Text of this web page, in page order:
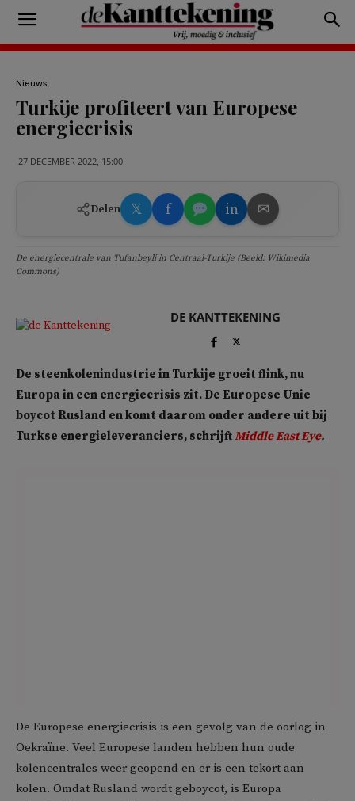
Nieuws
Turkije profiteert van Europese
energiecrisis
27 DECEMBER 2022, 15:00
Delen 𝕏 f in ✉
De energiecentrale van Tufanbeyli in Centraal-Turkije (Beeld: Wikimedia
Commons)
DE KANTTEKENING
De steenkolenindustrie in Turkije groeit flink, nu
Europa in een energiecrisis zit. De Europese Unie
boycot Rusland en komt daarom onder andere uit bij
Turkse energieleveranciers, schrijftMiddle East Eye.
De Europese energiecrisis is een gevolg van de oorlog in
Oekraïne. Veel Europese landen hebben hun oude
kolencentrales weer geopend en er is een tekort aan
kolen. Omdat Rusland wordt geboycot, is Europa